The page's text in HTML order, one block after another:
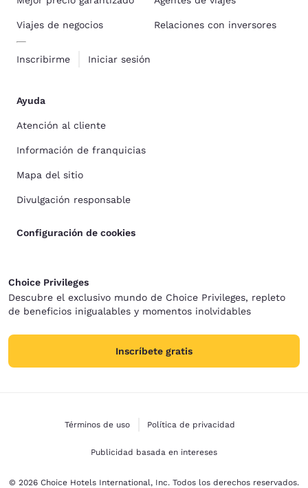
Viajes de negocios
Inscribirme Iniciar sesión
Relaciones con inversores
Ayuda
Atención al cliente
Información de franquicias
Mapa del sitio
Divulgación responsable
Configuración de cookies
Choice Privileges
Descubre el exclusivo mundo de Choice Privileges, repleto
de beneficios inigualables y momentos inolvidables
Inscríbete gratis
Términos de uso Política de privacidad
Publicidad basada en intereses
© 2026 Choice Hotels International, Inc. Todos los derechos reservados.